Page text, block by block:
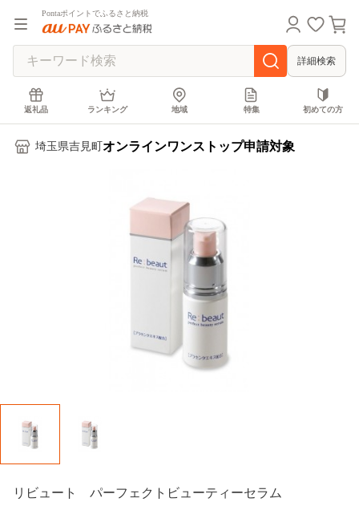
Pontaポイントでふるさと納税
詳細検索
返礼品 ランキング 地域 特集 初めての方
埼玉県吉見町 オンラインワンストップ申請対象
リビュート パーフェクトビューティーセラム